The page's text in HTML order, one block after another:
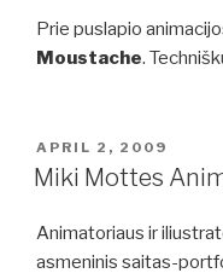
Prie puslapio
Moustache.
POSTED
ON
APRIL 2, 2009
Miki Mottes
Animatoriaus ir
asmeninis saitas-